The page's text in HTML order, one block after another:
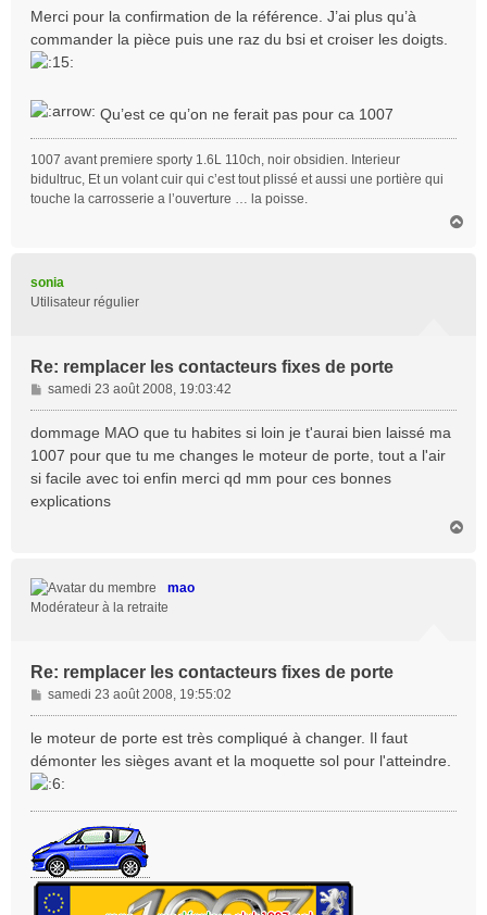
a
g
Merci pour la confirmation de la référence. J’ai plus qu’à
commander la pièce puis une raz du bsi et croiser les doigts.
Qu’est ce qu’on ne ferait pas pour ca 1007
1007 avant premiere sporty 1.6L 110ch, noir obsidien. Interieur
bidultruc, Et un volant cuir qui c’est tout plissé et aussi une portière qui
touche la carrosserie a l’ouverture … la poisse.
sonia
Utilisateur régulier
Re: remplacer les contacteurs fixes de porte
M
e
a
g
e
samedi 23 août 2008, 19:03:42
dommage MAO que tu habites si loin je t'aurai bien laissé ma
1007 pour que tu me changes le moteur de porte, tout a l'air
si facile avec toi enfin merci qd mm pour ces bonnes
explications
mao
Modérateur à la retraite
Re: remplacer les contacteurs fixes de porte
M
e
a
g
e
samedi 23 août 2008, 19:55:02
le moteur de porte est très compliqué à changer. Il faut
démonter les sièges avant et la moquette sol pour l'atteindre.